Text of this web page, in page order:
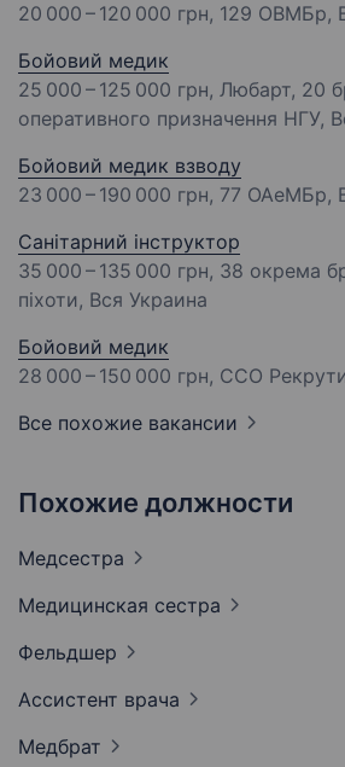
20 000 – 120 000 грн, 129 ОВМБр,
Бойовий медик
25 000 – 125 000 грн, Любарт, 20
оперативного призначення НГУ,
Бойовий медик взводу
23 000 – 190 000 грн, 77 ОАеМБр,
Санітарний інструктор
35 000 – 135 000 грн, 38 окрема
піхоти, Вся Украина
Бойовий медик
28 000 – 150 000 грн, ССО
Все похожие вакансии
Похожие должности
Медсестра
Медицинская сестра
Фельдшер
Ассистент врача
Медбрат